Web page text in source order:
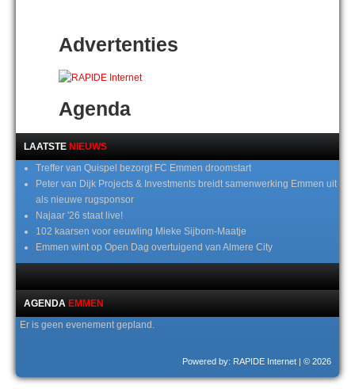
Advertenties
Agenda
LAATSTE NIEUWS
Treffer van Quispel bezorgt FC Emmen droomstart
Peter van Dijk Projects & Investments breidt samenwerking Emmen uit
als nieuwe rugsponsor
Najaar '26 staat live!
102 kaarsen voor eeuwling Mieke Sijbom-Maatje
Emmen wint op Open Dag overtuigend van Almere City
AGENDA EMMEN
Er is geen evenement gepland.
Powered by: RAPIDE Internet | © 2026